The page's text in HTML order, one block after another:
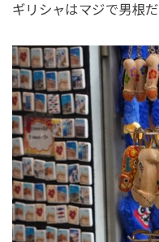
ギリシャはマジで男根